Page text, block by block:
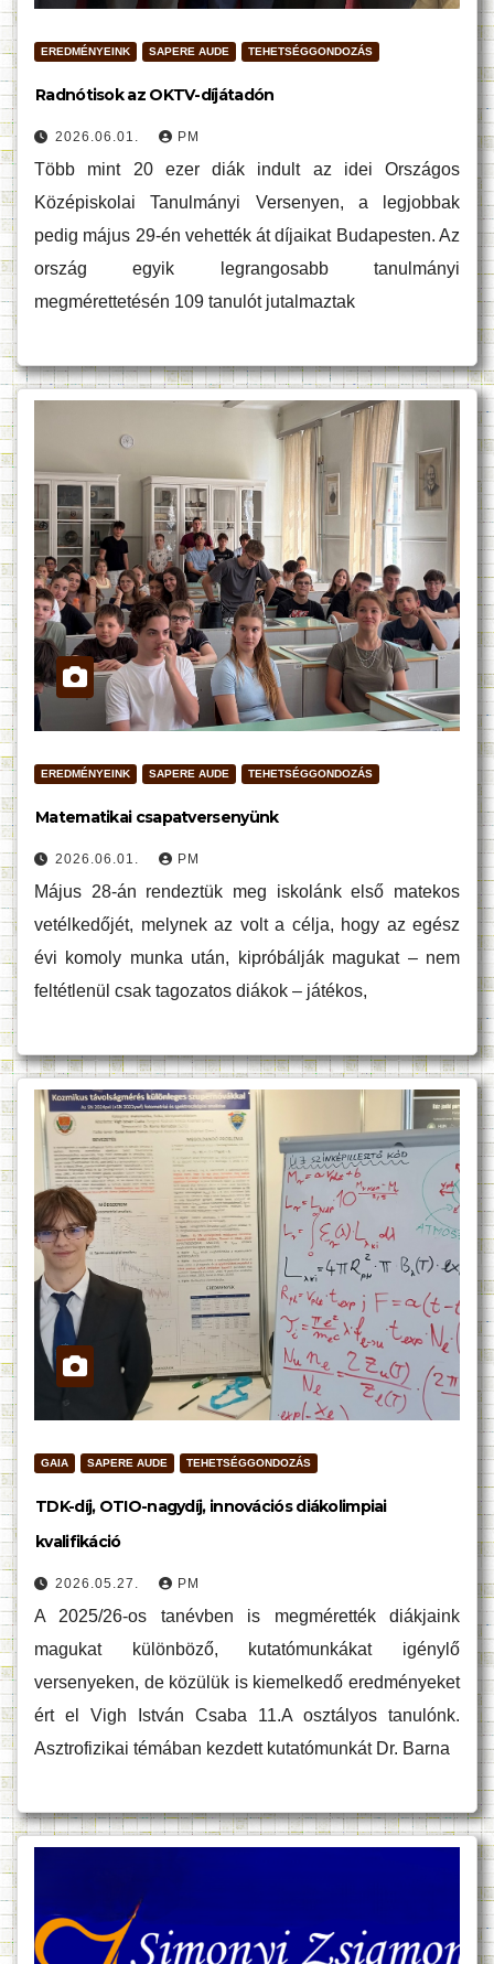
EREDMÉNYEINK SAPERE AUDE TEHETSÉGGONDOZÁS
Radnótisok az OKTV-díjátadón
2026.06.01. PM
Több mint 20 ezer diák indult az idei Országos
Középiskolai Tanulmányi Versenyen, a legjobbak
pedig május 29-én vehették át díjaikat Budapesten. Az
ország egyik legrangosabb tanulmányi
megmérettetésén 109 tanulót jutalmaztak
EREDMÉNYEINK SAPERE AUDE TEHETSÉGGONDOZÁS
Matematikai csapatversenyünk
2026.06.01. PM
Május 28-án rendeztük meg iskolánk első matekos
vetélkedőjét, melynek az volt a célja, hogy az egész
évi komoly munka után, kipróbálják magukat – nem
feltétlenül csak tagozatos diákok – játékos,
GAIA SAPERE AUDE TEHETSÉGGONDOZÁS
TDK-díj, OTIO-nagydíj, innovációs diákolimpiai
kvalifikáció
2026.05.27. PM
A 2025/26-os tanévben is megmérették diákjaink
magukat különböző, kutatómunkákat igénylő
versenyeken, de közülük is kiemelkedő eredményeket
ért el Vigh István Csaba 11.A osztályos tanulónk.
Asztrofizikai témában kezdett kutatómunkát Dr. Barna